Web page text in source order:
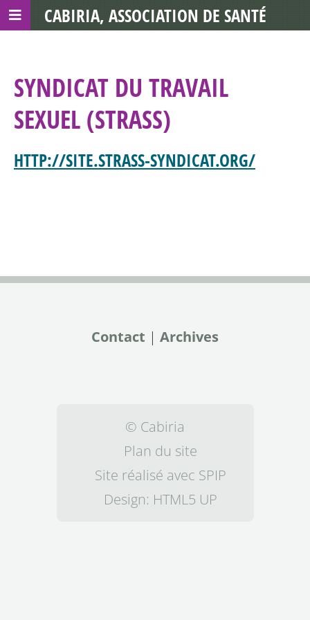
SYNDICAT DU TRAVAIL
SEXUEL (STRASS)
HTTP://SITE.STRASS-SYNDICAT.ORG/
Contact | Archives
© Cabiria
Plan du site
Site réalisé avec SPIP
Design: HTML5 UP
CABIRIA, ASSOCIATION DE SANTÉ